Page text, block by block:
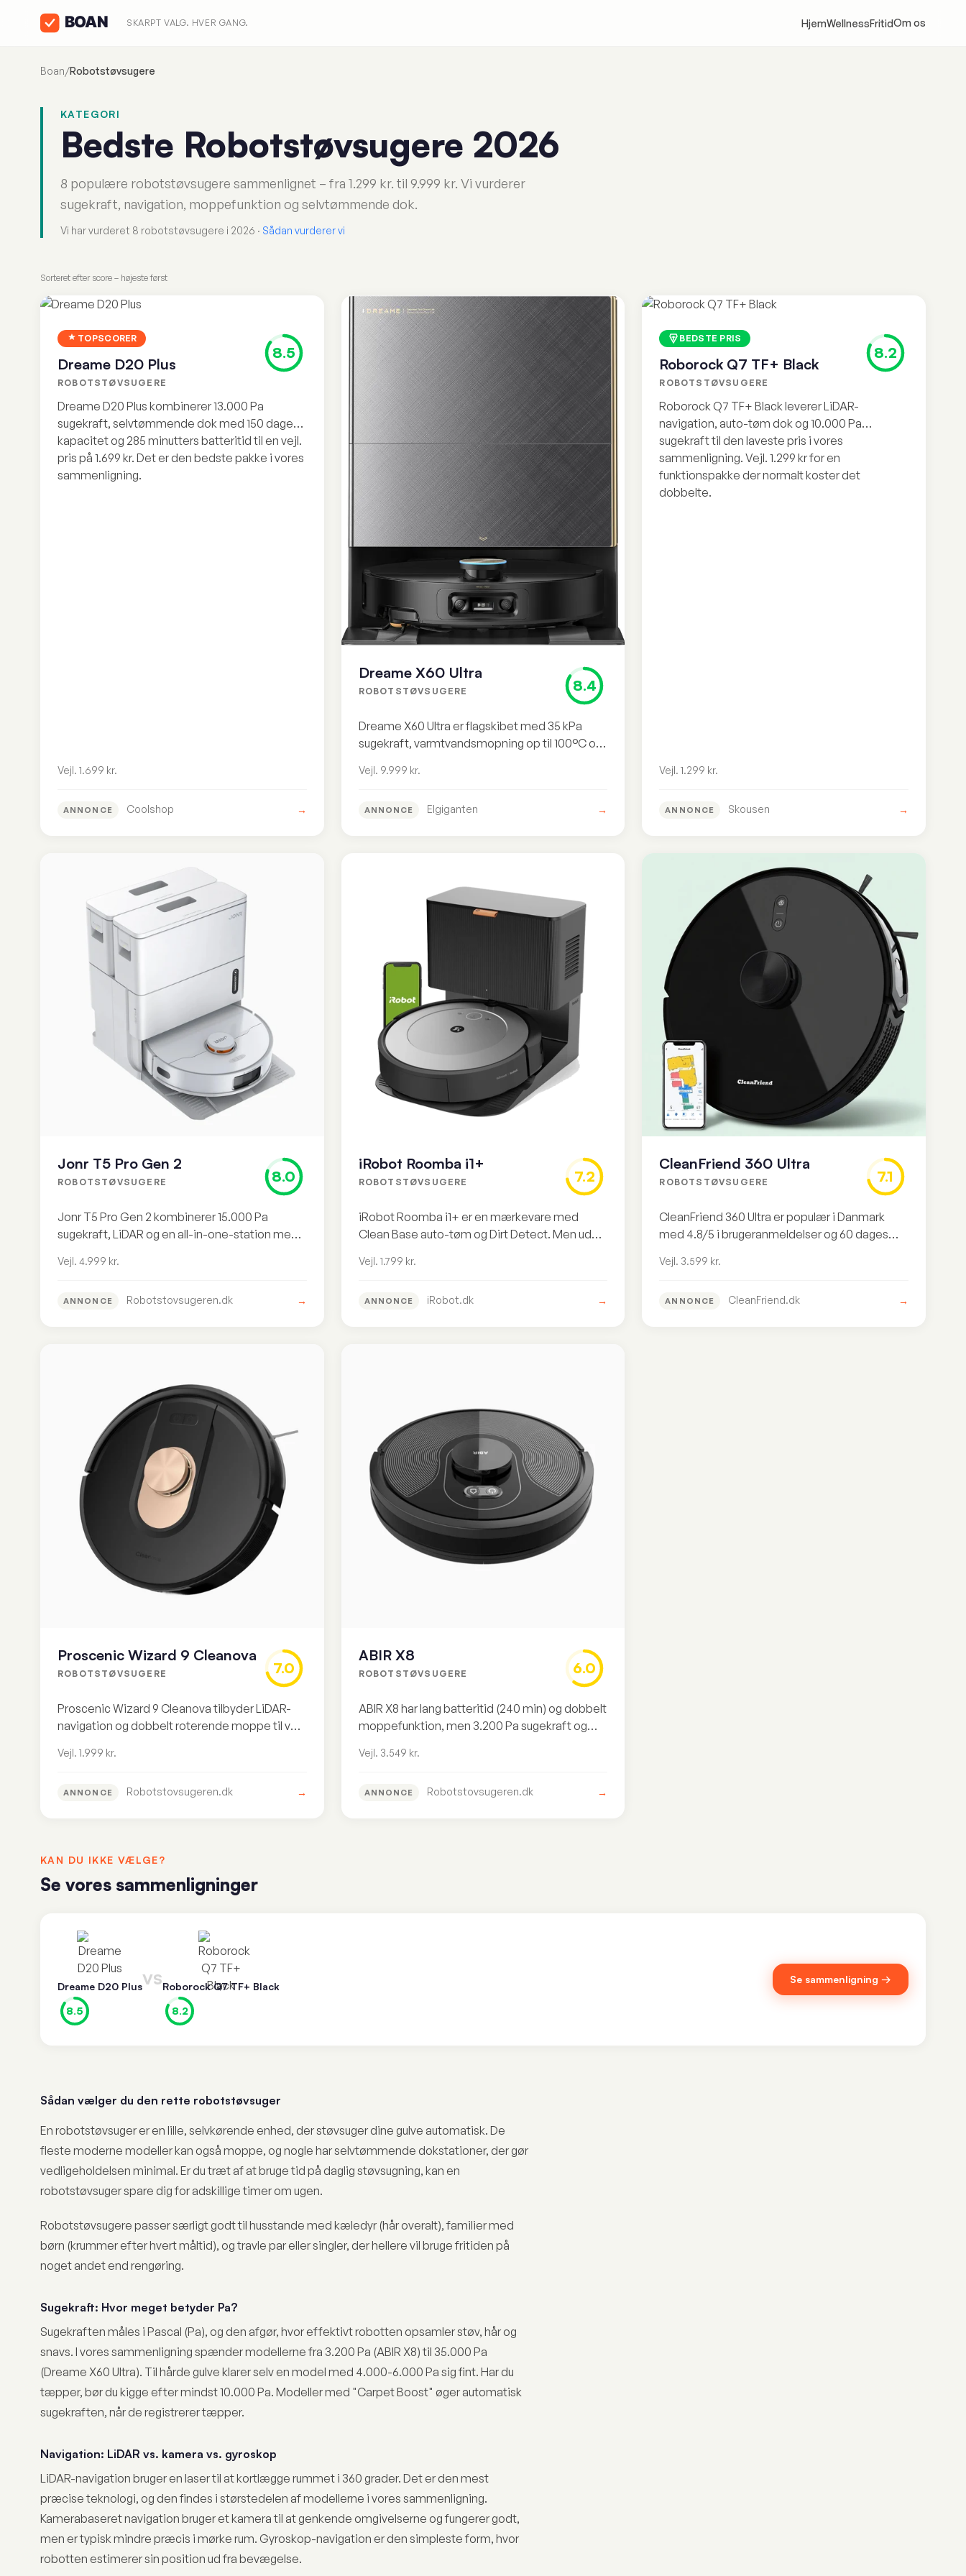
SKARPT VALG. HVER GANG. HjemWellnessFritidOm os
Boan/Robotstøvsugere
KATEGORI
Bedste Robotstøvsugere 2026
8 populære robotstøvsugere sammenlignet – fra 1.299 kr. til 9.999 kr. Vi vurderer
sugekraft, navigation, moppefunktion og selvtømmende dok.
Vi har vurderet 8 robotstøvsugere i 2026 · Sådan vurderer vi
Sorteret efter score – højeste først
TOPSCORER
Dreame D20 Plus
ROBOTSTØVSUGERE
8.5
Dreame D20 Plus kombinerer 13.000 Pa
sugekraft, selvtømmende dok med 150 dages
kapacitet og 285 minutters batteritid til en vejl.
pris på 1.699 kr. Det er den bedste pakke i vores
sammenligning.
Vejl. 1.699 kr.
ANNONCE Coolshop →
Dreame X60 Ultra
ROBOTSTØVSUGERE 8.4
Dreame X60 Ultra er flagskibet med 35 kPa
sugekraft, varmtvandsmopning op til 100°C og
henseender, men til en vejl. pris på 9.999 kr.
Vejl. 9.999 kr.
ANNONCE Elgiganten →
BEDSTE PRIS
Roborock Q7 TF+ Black
ROBOTSTØVSUGERE
8.2
Roborock Q7 TF+ Black leverer LiDAR-
navigation, auto-tøm dok og 10.000 Pa
sugekraft til den laveste pris i vores
sammenligning. Vejl. 1.299 kr for en
funktionspakke der normalt koster det
dobbelte.
Vejl. 1.299 kr.
ANNONCE Skousen →
Jonr T5 Pro Gen 2
ROBOTSTØVSUGERE 8.0
Jonr T5 Pro Gen 2 kombinerer 15.000 Pa
sugekraft, LiDAR og en all-in-one-station med
men prisen på vejl. 4.999 kr er svær at forsvare
Vejl. 4.999 kr.
ANNONCE Robotstovsugeren.dk →
iRobot Roomba i1+
ROBOTSTØVSUGERE 7.2
iRobot Roomba i1+ er en mærkevare med
Clean Base auto-tøm og Dirt Detect. Men uden
svært ved at matche konkurrenternes
Vejl. 1.799 kr.
ANNONCE iRobot.dk →
CleanFriend 360 Ultra
ROBOTSTØVSUGERE 7.1
CleanFriend 360 Ultra er populær i Danmark
med 4.8/5 i brugeranmeldelser og 60 dages
uoplyste specs er 3.599 kr svært at forsvare
Vejl. 3.599 kr.
ANNONCE CleanFriend.dk →
Proscenic Wizard 9 Cleanova
ROBOTSTØVSUGERE 7.0
Proscenic Wizard 9 Cleanova tilbyder LiDAR-
navigation og dobbelt roterende moppe til vejl.
selvtømmende dok og har en lille støvbeholder.
Vejl. 1.999 kr.
ANNONCE Robotstovsugeren.dk →
ABIR X8
ROBOTSTØVSUGERE 6.0
ABIR X8 har lang batteritid (240 min) og dobbelt
moppefunktion, men 3.200 Pa sugekraft og
anbefale til vejl. 3.549 kr.
Vejl. 3.549 kr.
ANNONCE Robotstovsugeren.dk →
KAN DU IKKE VÆLGE?
Se vores sammenligninger
Dreame D20 Plus
8.5
VSRoborock Q7 TF+ Black
8.2
Se sammenligning →
Sådan vælger du den rette robotstøvsuger
En robotstøvsuger er en lille, selvkørende enhed, der støvsuger dine gulve automatisk. De
fleste moderne modeller kan også moppe, og nogle har selvtømmende dokstationer, der gør
vedligeholdelsen minimal. Er du træt af at bruge tid på daglig støvsugning, kan en
robotstøvsuger spare dig for adskillige timer om ugen.
Robotstøvsugere passer særligt godt til husstande med kæledyr (hår overalt), familier med
børn (krummer efter hvert måltid), og travle par eller singler, der hellere vil bruge fritiden på
noget andet end rengøring.
Sugekraft: Hvor meget betyder Pa?
Sugekraften måles i Pascal (Pa), og den afgør, hvor effektivt robotten opsamler støv, hår og
snavs. I vores sammenligning spænder modellerne fra 3.200 Pa (ABIR X8) til 35.000 Pa
(Dreame X60 Ultra). Til hårde gulve klarer selv en model med 4.000-6.000 Pa sig fint. Har du
tæpper, bør du kigge efter mindst 10.000 Pa. Modeller med "Carpet Boost" øger automatisk
sugekraften, når de registrerer tæpper.
Navigation: LiDAR vs. kamera vs. gyroskop
LiDAR-navigation bruger en laser til at kortlægge rummet i 360 grader. Det er den mest
præcise teknologi, og den findes i størstedelen af modellerne i vores sammenligning.
Kamerabaseret navigation bruger et kamera til at genkende omgivelserne og fungerer godt,
men er typisk mindre præcis i mørke rum. Gyroskop-navigation er den simpleste form, hvor
robotten estimerer sin position ud fra bevægelse.